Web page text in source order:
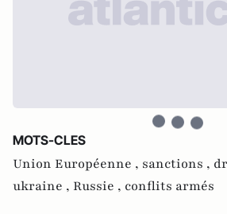
MOTS-CLES
Union Européenne , sanctions ,
ukraine , Russie , conflits armés